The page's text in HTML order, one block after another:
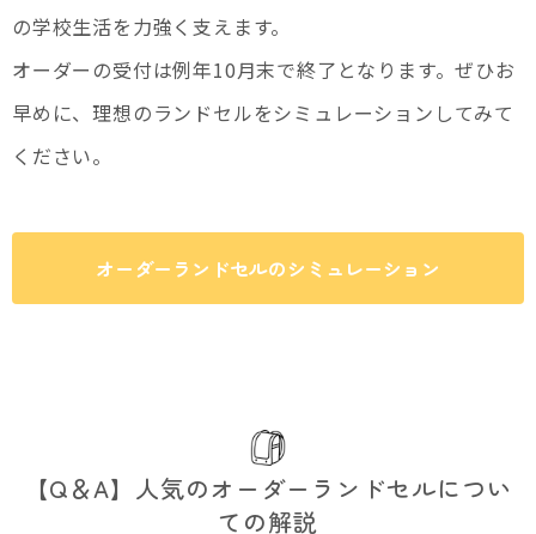
の学校生活を力強く支えます。
オーダーの受付は例年10月末で終了となります。ぜひお
早めに、理想のランドセルをシミュレーションしてみて
ください。
オーダーランドセルのシミュレーション
【Q＆A】人気のオーダーランドセルについ
ての解説